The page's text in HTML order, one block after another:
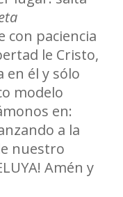
con paciencia
le Cristo,
él y sólo
modelo
en:
a la
nuestro
Amén y